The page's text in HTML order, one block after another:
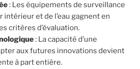
: Les équipements de surveillance
intérieur et de l’eau gagnent en
critères d’évaluation.
: La capacité d’une
aux futures innovations devient
à part entière.